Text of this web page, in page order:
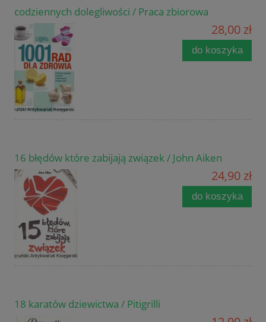
codziennych dolegliwości / Praca zbiorowa
28,00 zł
do koszyka
16 błędów które zabijają związek / John Aiken
24,90 zł
do koszyka
18 karatów dziewictwa / Pitigrilli